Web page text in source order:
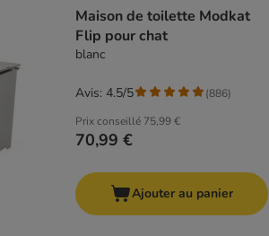
Maison de toilette Modkat
Flip pour chat
blanc
Prix conseillé 75,99 €
70,99 €
Avis: 4.5/5 (886)
Ajouter au panier